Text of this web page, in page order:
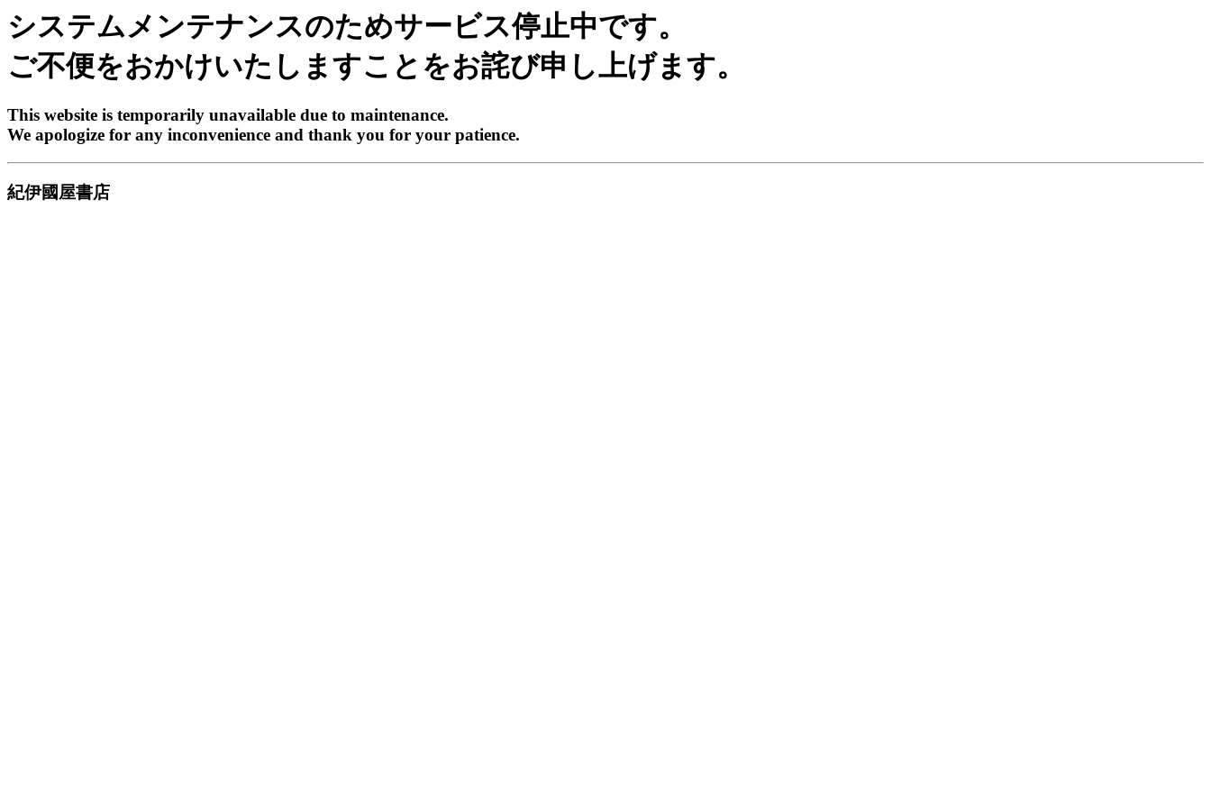
システムメンテナンスのためサービス停止中です。
ご不便をおかけいたしますことをお詫び申し上げます。
This website is temporarily unavailable due to maintenance.
We apologize for any inconvenience and thank you for your patience.
紀伊國屋書店